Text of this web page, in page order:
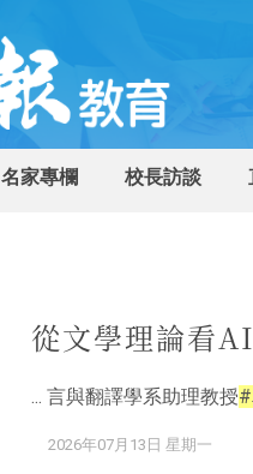
名家專欄 校長訪談
從文學理論看AI
... 言與翻譯學系助理教授
2026年07月13日 星期一